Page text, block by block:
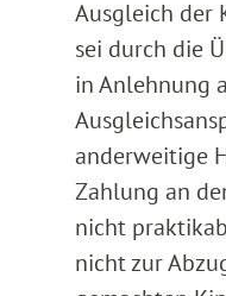
Ausgleich der
sei durch die
in Anlehnung
anderweitige
Zahlung an
nicht
nicht zur